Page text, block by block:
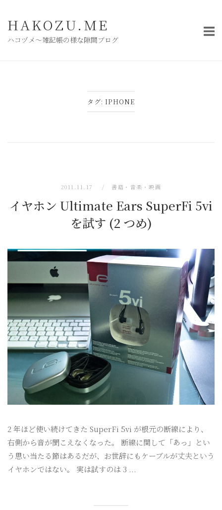
HAKOZU.ME
ハコヅメ〜雑記帳の様な隙間ブログ
タグ: IPHONE
2011.11.17 書籍・音楽・映画
イヤホン Ultimate Ears SuperFi 5vi
を試す (2 つめ)
2 年ほど使い続けてきた SuperFi 5vi が根元の断線により、
右側から音が聞こえなくなった。 断線に関して「あっ」とい
う思い当たる節はあるだが、お世辞にもケーブルが丈夫という
イヤホンではない。 実は試すのは 3 ...